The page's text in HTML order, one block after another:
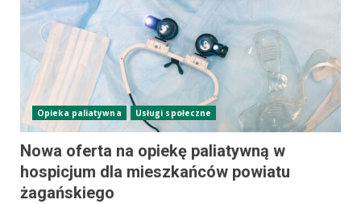
Opieka paliatywna Usługi społeczne
Nowa oferta na opiekę paliatywną w
hospicjum dla mieszkańców powiatu
żagańskiego